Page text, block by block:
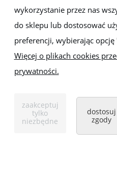
Handlowa 1,
Tel:
+48 17 853 90 49
wykorzystanie przez nas
do sklepu lub dostosować
preferencji, wybierając
Więcej o plikach cookies
prywatności.
zaakceptuj
tylko
niezbędne
dostosuj
zgody